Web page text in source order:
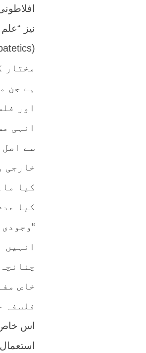
نیز
مختار
ہے جن
اور
انہی
سے
خارجی
کیا
کیا
انہیں
خاص
فلسفہ
اس